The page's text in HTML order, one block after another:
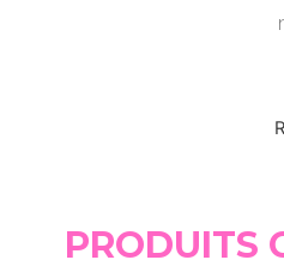
PRODUITS